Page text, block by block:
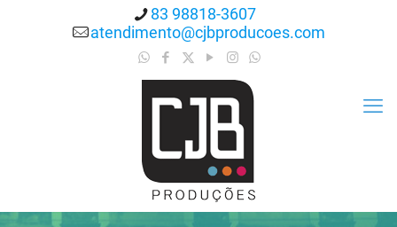
83 98818-3607
atendimento@cjbproducoes.com